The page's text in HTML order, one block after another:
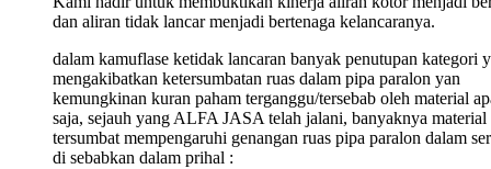
dan aliran tidak lancar menjadi bertenaga kelancaranya.
dalam kamuflase ketidak lancaran banyak penutupan kategori
mengakibatkan ketersumbatan ruas dalam pipa paralon yan
kemungkinan kuran paham terganggu/tersebab oleh material
saja, sejauh yang ALFA JASA telah jalani, banyaknya material
tersumbat mempengaruhi genangan ruas pipa paralon dalam
di sebabkan dalam prihal :